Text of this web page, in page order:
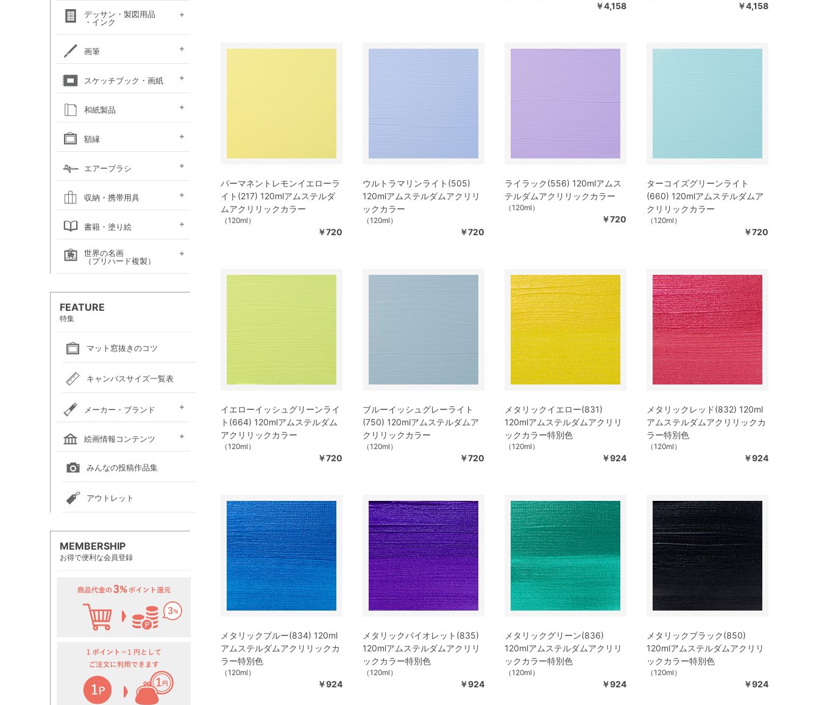
パステルセット
（ハード）
パステルセット
（ソフト）
パンパステル
パステル鉛筆セット
オイルパステル・
クレパス・クレヨン
パステル・色鉛筆
関連用品
色鉛筆セット
水彩色鉛筆セット
チョークアート
デッサン・製図用品
・インク
鉛筆セット
画用木炭
モデル人形
デッサン関連用品
ロットリング
W&N ドローイングインク
画筆
油彩筆セット
油彩用ラウンド（丸筆）
（丸平筆）
油彩用フラット（平筆）
油彩用ファン（扇型）
油絵用刷毛
水彩筆セット
水彩用ラウンド（丸筆）
水彩用フラット（平筆）
（日本画・デザイン用）
（日本画・デザイン用）
（日本画・デザイン用）
（日本画・デザイン用）
（日本画・デザイン用）
（日本画・デザイン用）
（日本画・デザイン用）
（日本画・デザイン用）
化粧筆
絵手紙用筆
スケッチブック・画紙
アルシュ水彩紙
モンバルキャンソン
ファインフェース
キャンソンXL
アルビレオ水彩紙
クレスター水彩紙
フォード水彩紙
アヴァロン水彩紙
ラングトン水彩紙
ワトソン水彩紙
ホワイトワトソン水彩紙
TACスケッチブック
W&N コットマン水彩紙
ナル水彩紙
スケッチブック 並口
オリーブシリーズ厚口
メダリオン特厚口
マルマン ヴィフアール
マルマン ソーホー
マルマン 麻表紙
クロッキーブック
クレイドクロッキー
セクションクロッキー
スタンダードクロッキー
キャンソン ミ・タント
パステルワトソン
パステルマーメイド
パステルブック
ペーパーセレクション
ポストカード
カラージェッソペーパー
水彩色紙
和紙製品
和紙・絵絹・転写紙
日本画用麻紙ボールド
水墨画用紙
ファイル
芳名帳・仮巻
額縁
油彩用額縁 (木製)
仮額縁
(マット付)
(マット無し)
軽量フレーム・イレパネ
色紙額
額用金具
エアーブラシ
ハンドピース
コンプレッサー
システムパーツ（部品）
エアーブラシ関連用品
収納・携帯用具
ポートフォリオ
キャンバスバッグ
キャンバスバッグ
スケッチバッグ各種
スケッチバッグ
エプロン
書籍・塗り絵
絵画関連書籍
塗り絵
世界の名画
（プリハード複製）
FEATURE
特集
マット窓抜きのコツ
キャンバスサイズ一覧表
メーカー・ブランド
ホルベイン
クサカベ
レンブラント
ヴァンゴッホ
アムステルダム
リキテックス
ウィンザー＆ニュートン
ダーウェント
ターナー色彩
ファーバーカステル
吉祥
ナカガワ胡粉絵具
マルマン
瀬尾製額所
名村大成堂
マルオカ
すべてのメーカー・ブランド
絵画情報コンテンツ
全国の絵画教室一覧
全国の美術館一覧
全国の画廊一覧
みんなの投稿作品集
アウトレット
MEMBERSHIP
お得で便利な会員登録
￥4,158 ￥4,158
パーマネントレモンイエローラ
イト(217) 120mlアムステルダ
ムアクリリックカラー
（120ml）
￥720
ウルトラマリンライト(505)
120mlアムステルダムアクリリ
ックカラー
（120ml）
￥720
ライラック(556) 120mlアムス
テルダムアクリリックカラー
（120ml）
￥720
ターコイズグリーンライト
(660) 120mlアムステルダムア
クリリックカラー
（120ml）
￥720
イエローイッシュグリーンライ
ト(664) 120mlアムステルダム
アクリリックカラー
（120ml）
￥720
ブルーイッシュグレーライト
(750) 120mlアムステルダムア
クリリックカラー
（120ml）
￥720
メタリックイエロー(831)
120mlアムステルダムアクリリ
ックカラー特別色
（120ml）
￥924
メタリックレッド(832) 120ml
アムステルダムアクリリックカ
ラー特別色
（120ml）
￥924
メタリックブルー(834) 120ml
アムステルダムアクリリックカ
ラー特別色
（120ml）
￥924
メタリックバイオレット(835)
120mlアムステルダムアクリリ
ックカラー特別色
（120ml）
￥924
メタリックグリーン(836)
120mlアムステルダムアクリリ
ックカラー特別色
（120ml）
￥924
メタリックブラック(850)
120mlアムステルダムアクリリ
ックカラー特別色
（120ml）
￥924